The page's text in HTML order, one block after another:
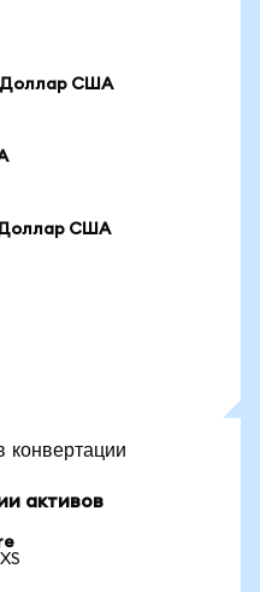
Доллар США
Доллар США
конвертации
активов